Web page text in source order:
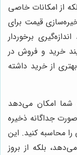
از امکانات خاصی
قیمت برای
برخوردار
خرید و فروش در
از خرید داشته
شما امکان می‌دهد
جداگانه ذخیره
محاسبه کنید. این
بلکه از بروز